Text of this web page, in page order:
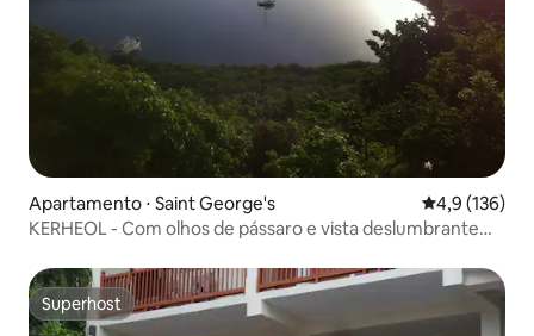
Apartamento ⋅ Saint George's 4,9 de uma
4,9 (136)
KERHEOL - Com olhos de pássaro e vista deslumbrante
Superhost
Superhost